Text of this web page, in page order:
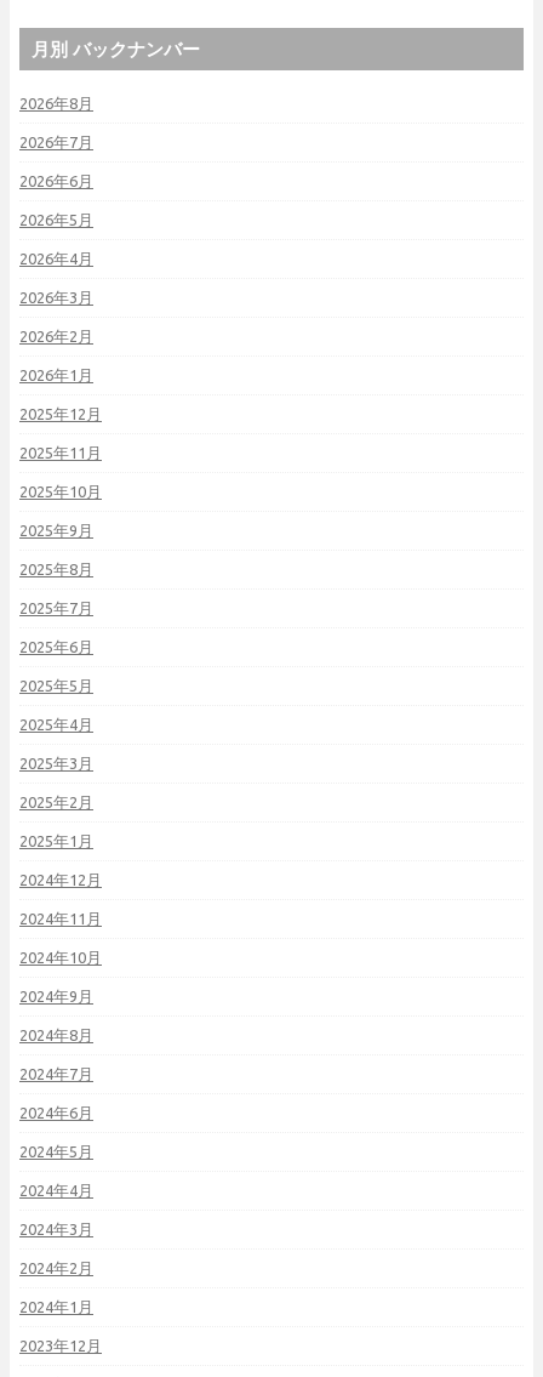
月別 バックナンバー
2026年8月
2026年7月
2026年6月
2026年5月
2026年4月
2026年3月
2026年2月
2026年1月
2025年12月
2025年11月
2025年10月
2025年9月
2025年8月
2025年7月
2025年6月
2025年5月
2025年4月
2025年3月
2025年2月
2025年1月
2024年12月
2024年11月
2024年10月
2024年9月
2024年8月
2024年7月
2024年6月
2024年5月
2024年4月
2024年3月
2024年2月
2024年1月
2023年12月